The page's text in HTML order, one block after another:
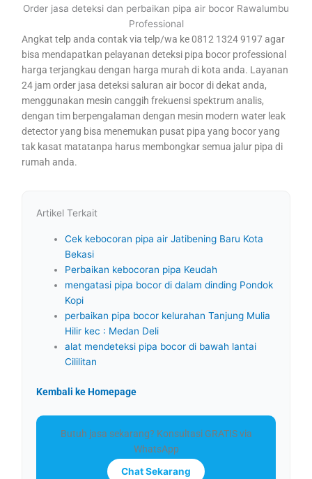
Order jasa deteksi dan perbaikan pipa air bocor Rawalumbu
Professional
Angkat telp anda contak via telp/wa ke 0812 1324 9197 agar
bisa mendapatkan pelayanan deteksi pipa bocor professional
harga terjangkau dengan harga murah di kota anda. Layanan
24 jam order jasa deteksi saluran air bocor di dekat anda,
menggunakan mesin canggih frekuensi spektrum analis,
dengan tim berpengalaman dengan mesin modern water leak
detector yang bisa menemukan pusat pipa yang bocor yang
tak kasat matatanpa harus membongkar semua jalur pipa di
rumah anda.
Artikel Terkait
Cek kebocoran pipa air Jatibening Baru Kota
Bekasi
Perbaikan kebocoran pipa Keudah
mengatasi pipa bocor di dalam dinding Pondok
Kopi
perbaikan pipa bocor kelurahan Tanjung Mulia
Hilir kec : Medan Deli
alat mendeteksi pipa bocor di bawah lantai
Cililitan
Kembali ke Homepage
Butuh jasa sekarang? Konsultasi GRATIS via
WhatsApp
Chat Sekarang